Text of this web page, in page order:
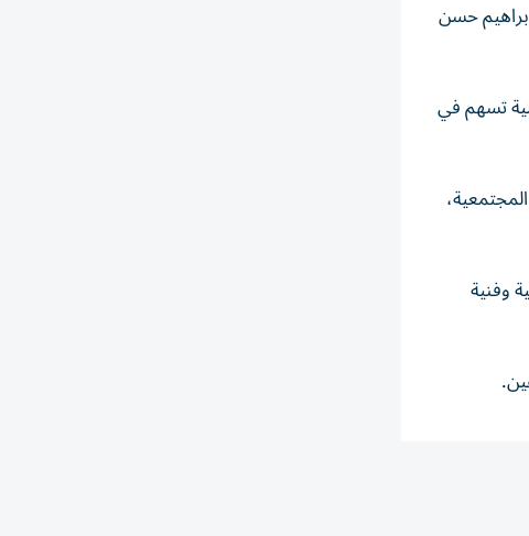
حسن
تسهم في
وفنية